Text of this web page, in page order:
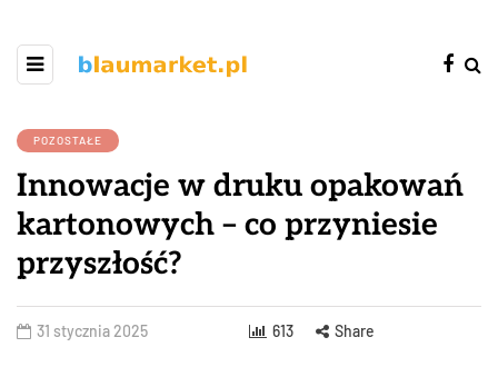
POZOSTAŁE
Innowacje w druku opakowań
kartonowych – co przyniesie
przyszłość?
31 stycznia 2025 613 Share